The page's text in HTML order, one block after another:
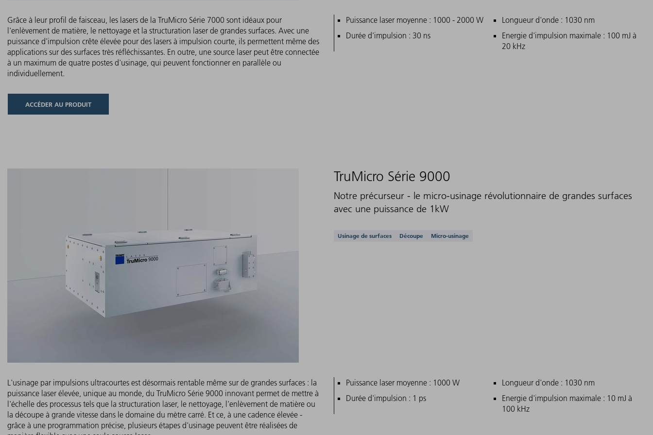
Grâce à leur profil de faisceau, les lasers de la TruMicro Série 7000 sont idéaux pour
l'enlèvement de matière, le nettoyage et la structuration laser de grandes surfaces. Avec une
puissance d'impulsion crête élevée pour des lasers à impulsion courte, ils permettent même des
applications sur des surfaces très réfléchissantes. En outre, une source laser peut être connectée
à un maximum de quatre postes d'usinage, qui peuvent fonctionner en parallèle ou
individuellement.
Caractéristiques principales
Puissance laser moyenne : 1000 - 2000 W
Longueur d'onde : 1030 nm
Durée d'impulsion : 30 ns
Energie d'impulsion maximale : 100 mJ à
20 kHz
ACCÉDER AU PRODUIT
TruMicro Série 9000
Notre précurseur - le micro-usinage révolutionnaire de grandes surfaces
avec une puissance de 1kW
Applications prises en charge
Usinage de surfaces Découpe Micro-usinage
L'usinage par impulsions ultracourtes est désormais rentable même sur de grandes surfaces : la
puissance laser élevée, unique au monde, du TruMicro Série 9000 innovant permet de mettre à
l'échelle des processus tels que la structuration laser, le nettoyage, l'enlèvement de matière ou
la découpe à grande vitesse dans le domaine du mètre carré. Et ce, à une cadence élevée -
grâce à une programmation précise, plusieurs étapes d'usinage peuvent être réalisées de
Caractéristiques principales
Puissance laser moyenne : 1000 W
Longueur d'onde : 1030 nm
Durée d'impulsion : 1 ps
Energie d'impulsion maximale : 10 mJ à
100 kHz